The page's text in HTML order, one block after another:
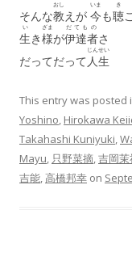
そんな教
おし
えが 今
いま
も聴
き
生
い
き様
ざま
が伊達者
だてもの
さ
だってだって 人生
じんせい
This entry was posted
Yoshino, Hirokawa
Takahashi Kuniyuki,
Mayu, 只野菜摘,吉岡茉
吉能,高橋邦幸 on